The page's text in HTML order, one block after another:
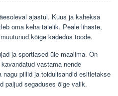
ajastul. Kuus ja kaheksa
oma keha täielik. Peale lihaste,
kõige kadedus toode.
ja sportlased üle maailma. On
vastama nende
pillid ja toidulisandid esitletakse
paljud segaduses õige valik.